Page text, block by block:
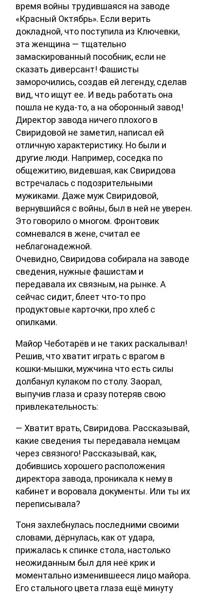
время войны трудившаяся на заводе
«Красный Октябрь». Если верить
докладной, что поступила из Ключевки,
эта женщина — тщательно
замаскированный пособник, если не
сказать диверсант! Фашисты
заморочились, создав ей легенду, сделав
вид, что ищут ее. И ведь работать она
пошла не куда-то, а на оборонный завод!
Директор завода ничего плохого в
Свиридовой не заметил, написал ей
отличную характеристику. Но были и
другие люди. Например, соседка по
общежитию, видевшая, как Свиридова
встречалась с подозрительными
мужиками. Даже муж Свиридовой,
вернувшийся с войны, был в ней не уверен.
Это говорило о многом. Фронтовик
сомневался в жене, считал ее
неблагонадежной.
Очевидно, Свиридова собирала на заводе
сведения, нужные фашистам и
передавала их связным, на рынке. А
сейчас сидит, блеет что-то про
продуктовые карточки, про хлеб с
опилками.
Майор Чеботарёв и не таких раскалывал!
Решив, что хватит играть с врагом в
кошки-мышки, мужчина что есть силы
долбанул кулаком по столу. Заорал,
выпучив глаза и сразу потеряв свою
привлекательность:
— Хватит врать, Свиридова. Рассказывай,
какие сведения ты передавала немцам
через связного! Рассказывай, как,
добившись хорошего расположения
директора завода, проникала к нему в
кабинет и воровала документы. Или ты их
переписывала?
Тоня захлебнулась последними своими
словами, дёрнулась, как от удара,
прижалась к спинке стола, настолько
неожиданным был для неё крик и
моментально изменившееся лицо майора.
Его стального цвета глаза ещё минуту